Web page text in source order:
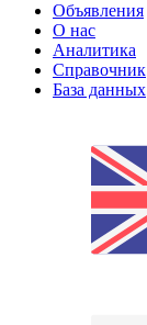
Объявления
О нас
Аналитика
Справочник
База данных